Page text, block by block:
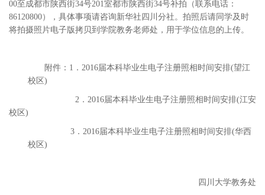
00至成都市陕西街34号201室都市陕西街34号补拍（联系电话：
86120800），具体事项请咨询新华社四川分社。拍照后请同学及时
将拍摄照片电子版拷贝到学院教务老师处，用于学位信息的上传。
附件：1．2016届本科毕业生电子注册照相时间安排(望江
校区)
2．2016届本科毕业生电子注册照相时间安排(江安
校区)
3．2016届本科毕业生电子注册照相时间安排(华西
校区)
四川大学教务处